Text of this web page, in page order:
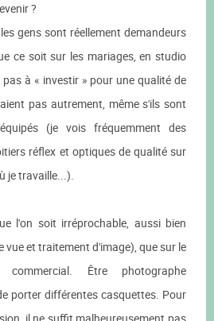
?
gens sont réellement demandeurs
ce soit sur les mariages, en studio
à « investir » pour une qualité de
pas autrement, même s'ils sont
(je vois fréquemment des
réflex et optiques de qualité sur
je travaille...).
l'on soit irréprochable, aussi bien
vue et traitement d'image), que sur le
Être photographe
porter différentes casquettes. Pour